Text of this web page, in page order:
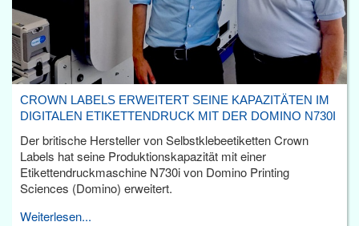
CROWN LABELS ERWEITERT SEINE KAPAZITÄTEN IM
DIGITALEN ETIKETTENDRUCK MIT DER DOMINO N730I
Der britische Hersteller von Selbstklebeetiketten Crown
Labels hat seine Produktionskapazität mit einer
Etikettendruckmaschine N730i von Domino Printing
Sciences (Domino) erweitert.
Weiterlesen...